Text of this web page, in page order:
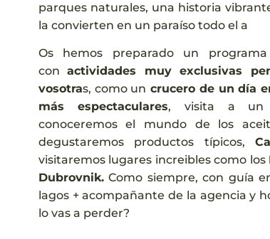
parques naturales, una historia
la convierten en un paraíso todo el a
Os hemos preparado un
conactividades muy exclusivas
vosotras, como un crucero de un día
más espectaculares, visita a un
conoceremos el mundo de los
degustaremos productos típicos,
visitaremos lugares increibles como los
Dubrovnik.Como siempre, con guía
lagos + acompañante de la agencia y
lo vas a perder?